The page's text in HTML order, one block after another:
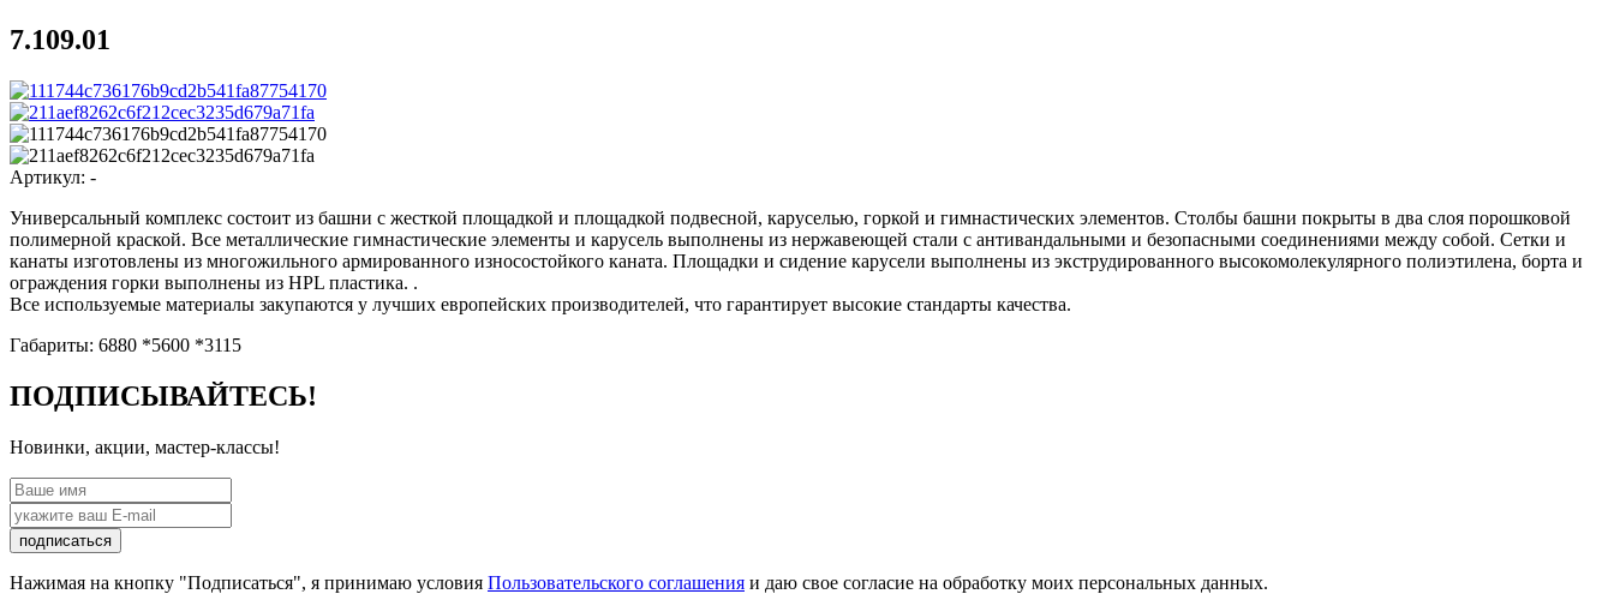
7.109.01
Артикул: -
Универсальный комплекс состоит из башни с жесткой площадкой и площадкой подвесной, каруселью, горкой и гимнастических элементов. Столбы башни покрыты в два слоя порошковой
полимерной краской. Все металлические гимнастические элементы и карусель выполнены из нержавеющей стали с антивандальными и безопасными соединениями между собой. Сетки и
канаты изготовлены из многожильного армированного износостойкого каната. Площадки и сидение карусели выполнены из экструдированного высокомолекулярного полиэтилена, борта и
ограждения горки выполнены из HPL пластика. .
Все используемые материалы закупаются у лучших европейских производителей, что гарантирует высокие стандарты качества.
Габариты: 6880 *5600 *3115
ПОДПИСЫВАЙТЕСЬ!
Новинки, акции, мастер-классы!
подписаться
Нажимая на кнопку "Подписаться", я принимаю условия Пользовательского соглашения и даю свое согласие на обработку моих персональных данных.